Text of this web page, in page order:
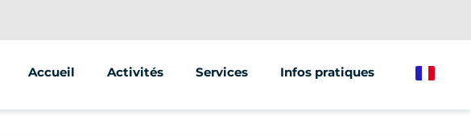
Accueil Activités
Segway
Services
Animations & Séminaires
Infos pratiques